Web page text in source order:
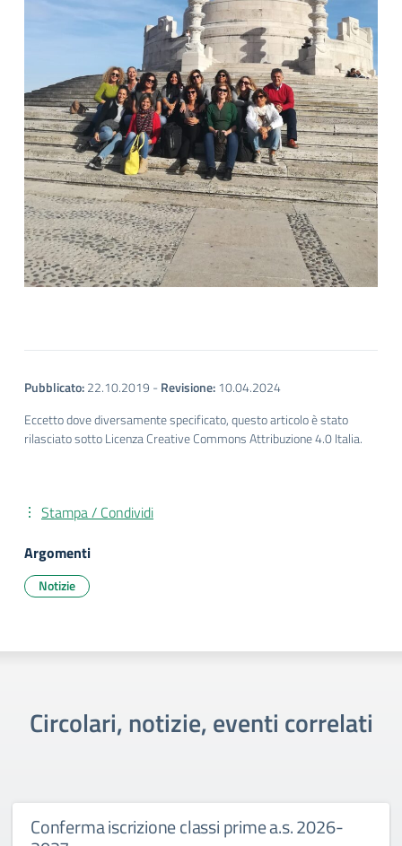
Pubblicato:22.10.2019 -Revisione:10.04.2024
Eccetto dove diversamente specificato, questo articolo è stato
rilasciato sotto Licenza Creative Commons Attribuzione 4.0 Italia.
Stampa / Condividi
Argomenti
Notizie
Circolari, notizie, eventi correlati
2026- Primo giorno di scuola al Savoia